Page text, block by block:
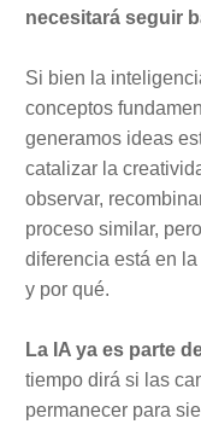
necesitará seguir
Si bien la
conceptos
generamos ideas
catalizar la
observar,
proceso similar,
diferencia está en
y por qué.
La IA ya es parte
tiempo dirá si las
permanecer para